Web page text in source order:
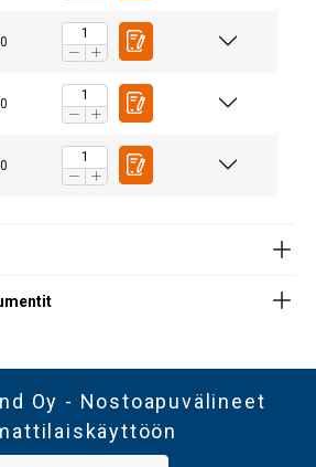
Oy - Nostoapuvälineet